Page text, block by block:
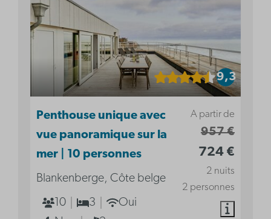
9,3
A partir de
957 €
724 €
2 nuits
2 personnes
Penthouse unique avec
vue panoramique sur la
mer | 10 personnes
Blankenberge, Côte belge
10
3
Oui